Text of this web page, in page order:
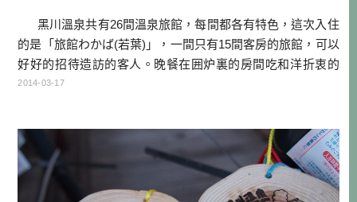
黑川溫泉共有26間溫泉旅館，每間都各有特色，這次入住
的是「旅館わかば(若葉)」，一間只有15間客房的旅館，可以
好好的招待造訪的客人。晚餐在囲炉裏的房間吃和洋折衷的
會席料理，而早餐是清爽的湯豆腐料理。溫泉除了有內風
2014-03-17